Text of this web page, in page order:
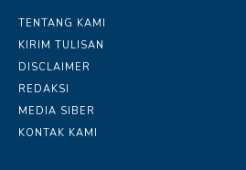
TENTANG KAMI
KIRIM TULISAN
DISCLAIMER
REDAKSI
MEDIA SIBER
KONTAK KAMI